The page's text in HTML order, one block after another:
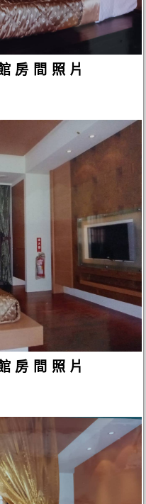
房間照片
房間照片